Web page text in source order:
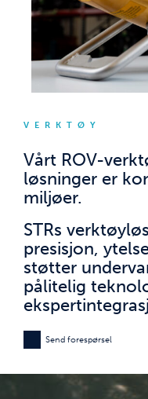
VERKTØY
Vårt ROV-
løsninger er
miljøer.
STRs
presisjon,
støtter
pålitelig
Send forespørsel